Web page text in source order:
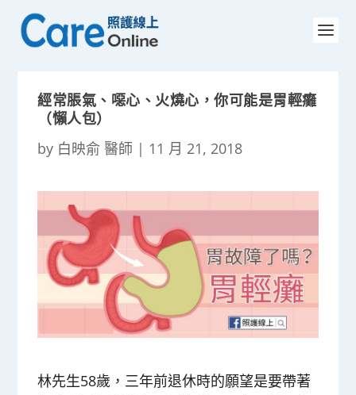
經常脹氣、噁心、火燒心，你可能是胃輕癱
（懶人包）
by 白映俞 醫師 | 11 月 21, 2018
林先生58歲，三年前退休時的願望是要帶著